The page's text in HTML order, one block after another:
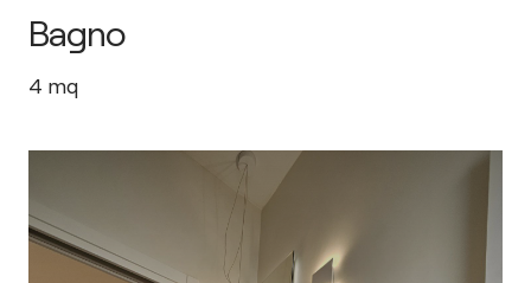
Bagno
4 mq